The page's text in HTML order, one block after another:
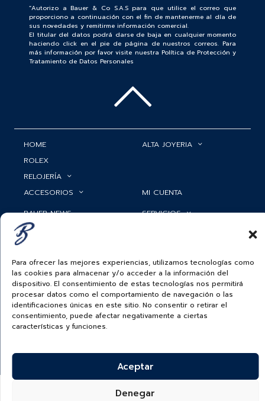
Para ofrecer las mejores experiencias, utilizamos tecnologías como
las cookies para almacenar y/o acceder a la información del
dispositivo. El consentimiento de estas tecnologías nos permitirá
procesar datos como el comportamiento de navegación o las
identificaciones únicas en este sitio. No consentir o retirar el
consentimiento, puede afectar negativamente a ciertas
características y funciones.
Aceptar
Denegar
“Autorizo a Bauer & Co S.A.S para que utilice el correo que
proporciono a continuación con el fin de mantenerme al día de
sus novedades y remitirme información comercial.
El titular del datos podrá darse de baja en cualquier momento
haciendo click en el pie de página de nuestros correos. Para
más información por favor visite nuestra Política de Protección y
Tratamiento de Datos Personales
HOME
ROLEX
RELOJERÍA
ALTA JOYERIA
ACCESORIOS
BAUER NEWS
MI CUENTA
SERVICIOS
SIGUENOS EN
ECUADOR
BAUER & CO SAS. TODOS LOS DERECHOS
RESERVADOS.
POLÍTICA DE ENVÍOS
TRATAMIENTO DATOS PERSONALES BAUER